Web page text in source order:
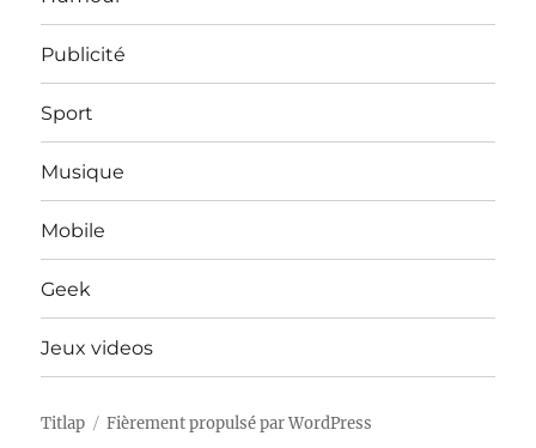
Publicité
Sport
Musique
Mobile
Geek
Jeux videos
Titlap Fièrement propulsé par WordPress